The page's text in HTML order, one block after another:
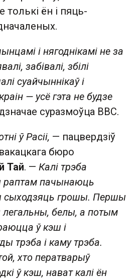
толькі ён і пяць-
і нягоднікамі не за
забівалі, збілі
суайчыннікаў і
— усё гэта не будзе
суразмоўца ВВС.
ў Расіі, — пацвердзіў
бюро
Тай. — Калі трэба
раптам пачынаюць
сыходзяць грошы. Першы
белы, а потым
ў кэш і
трэба і каму трэба.
хто ператварыў
ў кэш, нават калі ён